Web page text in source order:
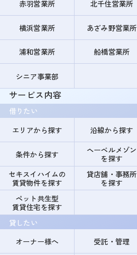
赤羽営業所 北千住営業所
横浜営業所 あざみ野営業所
浦和営業所 船橋営業所
シニア事業部
サービス内容
借りたい
エリアから探す
沿線から探す
条件から探す
ヘーベルメゾン
を探す
セキスイハイムの
賃貸物件を探す
貸店舗・事務所
を探す
ペット共生型
賃貸住宅を探す
貸したい
オーナー様へ
受託・管理